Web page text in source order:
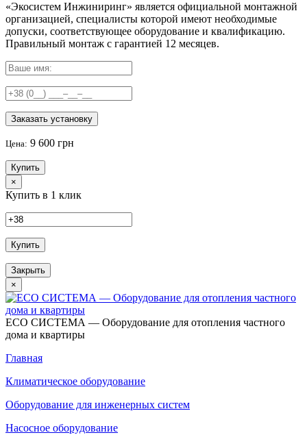
«Экосистем Инжиниринг» является официальной монтажной
организацией, специалисты которой имеют необходимые
допуски, соответствующее оборудование и квалификацию.
Правильный монтаж с гарантией 12 месяцев.
Заказать установку
Цена: 9 600 грн
Купить
×
Купить в 1 клик
Купить
Закрыть
×
ECO СИСТЕМА — Оборудование для отопления частного
дома и квартиры
Главная
Климатическое оборудование
Оборудование для инженерных систем
Насосное оборудование